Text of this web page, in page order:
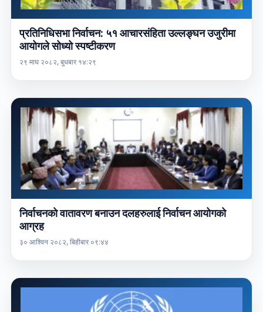
प्रतिनिधिसभा निर्वाचन: ५१ आचारसंहिता उल्लङ्घन उजुरीमा
आयोगले सोध्यो स्पष्टीकरण
२९ माघ २०८२, बुधबार १४:२९
निर्वाचनकाे वातावरण बनाउन दलहरुलाई निर्वाचन आयोगको
आग्रह
३० आश्विन २०८२, बिहीबार ०९:४४